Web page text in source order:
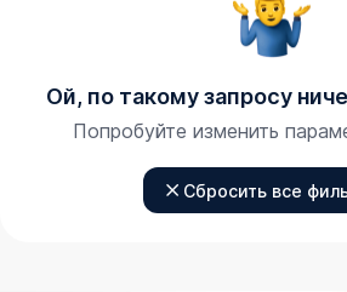
Ой, по такому запросу
Попробуйте изменить
Сбросить все